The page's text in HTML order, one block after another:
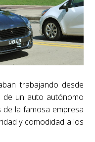
trabajando desde
de un auto autónomo
de la famosa empresa
y comodidad a los